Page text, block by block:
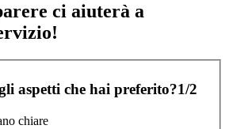
ci aiuterà a
aspetti che hai preferito?1/2
chiare